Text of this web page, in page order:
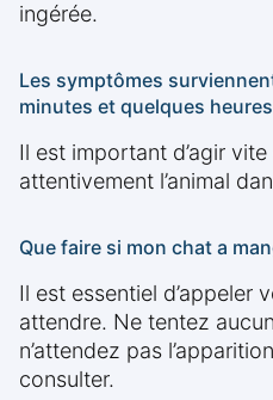
ingérée.
Les symptômes
minutes et quelques
Il est important d’agir
attentivement l’animal
Que faire si mon chat a
Il est essentiel d’appeler
attendre. Ne tentez
n’attendez pas
consulter.